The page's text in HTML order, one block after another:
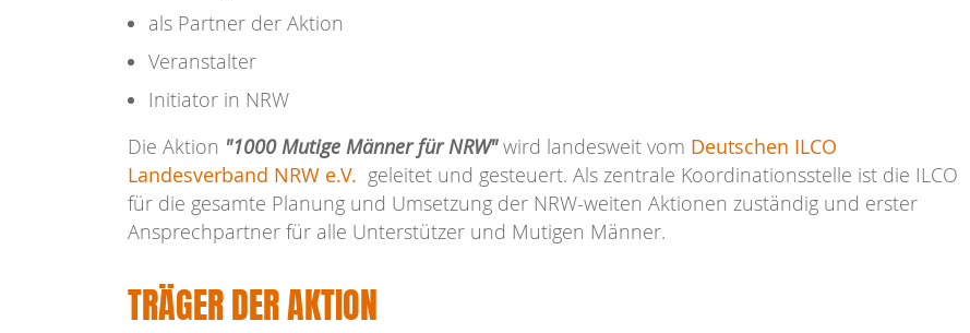
als Partner der Aktion
Veranstalter
Initiator in NRW
Die Aktion "1000 Mutige Männer für NRW"wird landesweit vom Deutschen ILCO
Landesverband NRW e.V. geleitet und gesteuert. Als zentrale Koordinationsstelle ist die ILCO
für die gesamte Planung und Umsetzung der NRW-weiten Aktionen zuständig und erster
Ansprechpartner für alle Unterstützer und Mutigen Männer.
TRÄGER DER AKTION